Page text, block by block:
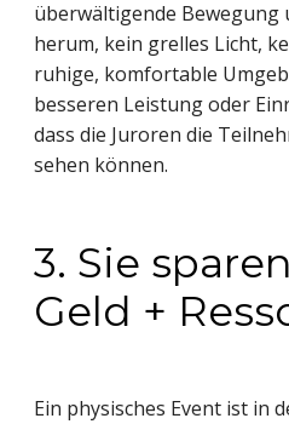
überwältigende Bewegung
herum, kein grelles Licht,
ruhige, komfortable
besseren Leistung oder
dass die Juroren die
sehen können.
3. Sie
Geld +
Ein physisches Event ist in